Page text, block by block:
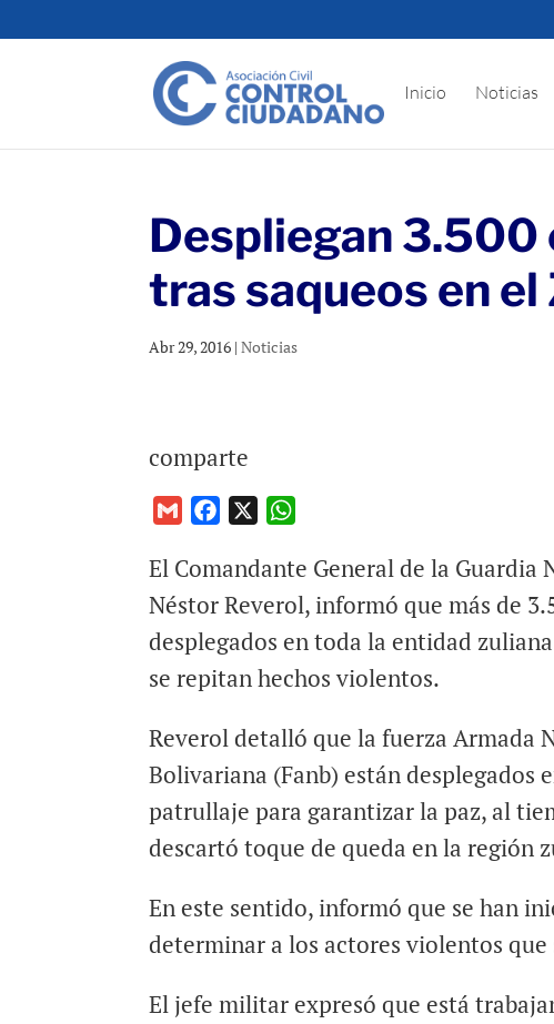
Inicio Noticias
Despliegan
tras saqueos en el
Abr 29, 2016 |Noticias
comparte
G
a
i
c
e
o
o
a
t
A
p
El Comandante General de la
Néstor Reverol, informó que más de
desplegados en toda la entidad
se repitan hechos violentos.
Reverol detalló que la fuerza Armada
Bolivariana (Fanb) están desplegados
patrullaje para garantizar la paz, al
descartó toque de queda en la región
En este sentido, informó que se han
determinar a los actores violentos
El jefe militar expresó que está